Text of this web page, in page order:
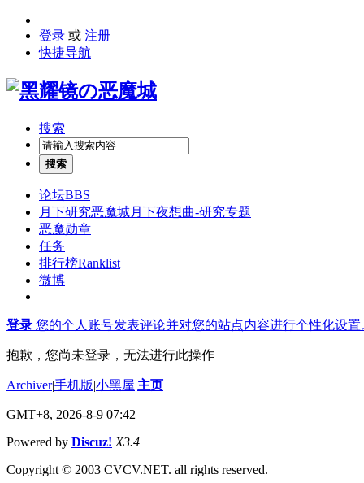
登录 或 注册
快捷导航
搜索
搜索
论坛BBS
月下研究恶魔城月下夜想曲-研究专题
恶魔勋章
任务
排行榜Ranklist
微博
登录 您的个人账号发表评论并对您的站点内容进行个性化设置
抱歉，您尚未登录，无法进行此操作
Archiver|手机版|小黑屋|主页
GMT+8, 2026-8-9 07:42
Powered by Discuz! X3.4
Copyright © 2003 CVCV.NET. all rights reserved.